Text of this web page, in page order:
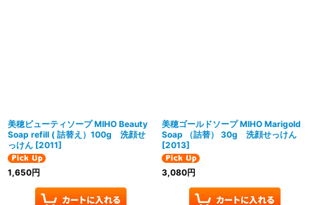
美穂ビューティソープ MIHO Beauty
Soap refill ( 詰替え）100g 洗顔せ
っけん [2011]
1,650円
美穂ゴールドソープ MIHO Marigold
Soap （詰替） 30g 洗顔せっけん
[2013]
3,080円